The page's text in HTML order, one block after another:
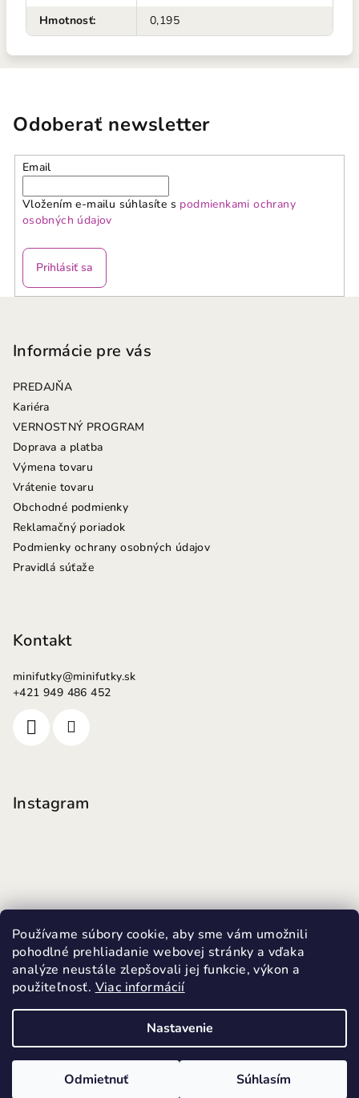
Používame súbory cookie, aby sme vám umožnili
pohodlné prehliadanie webovej stránky a vďaka
analýze neustále zlepšovali jej funkcie, výkon a
použiteľnosť. Viac informácií
Nastavenie
Odmietnuť Súhlasím
Hmotnosť: 0,195
Odoberať newsletter
Email
Vložením e-mailu súhlasíte s podmienkami ochrany
osobných údajov
Prihlásiť sa
Informácie pre vás
PREDAJŇA
Kariéra
VERNOSTNÝ PROGRAM
Doprava a platba
Výmena tovaru
Vrátenie tovaru
Obchodné podmienky
Reklamačný poriadok
Podmienky ochrany osobných údajov
Pravidlá súťaže
Kontakt
minifutky@minifutky.sk
+421 949 486 452
Instagram
Sledovať na Instagrame
Upraviť nastavenie cookies